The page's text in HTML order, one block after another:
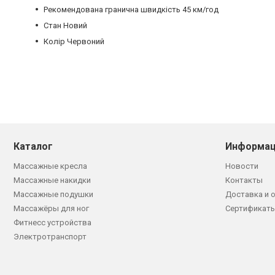
Рекомендована гранична швидкість 45 км/год
Стан Новий
Колір Червоний
Каталог
Массажные кресла
Массажные накидки
Массажные подушки
Массажёры для ног
Фитнесс устройства
Электротранспорт
Новости
Контакты
Доставка и